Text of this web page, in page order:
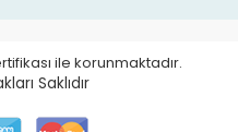
ile korunmaktadır.
Saklıdır